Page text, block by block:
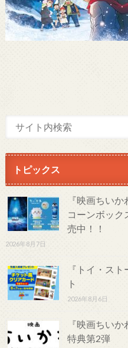
トピックス
『映画ちい
コーンボック
売中！！
2026年8月7日
『トイ・ス
ト
2026年8月6日
『映画ちい
特典第2弾